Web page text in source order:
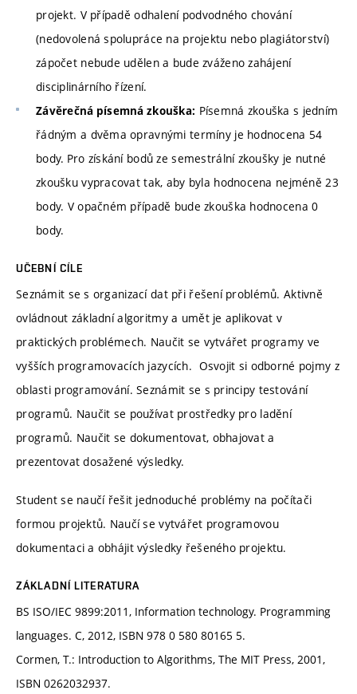
projekt. V případě odhalení podvodného chování
(nedovolená spolupráce na projektu nebo plagiátorství)
zápočet nebude udělen a bude zváženo zahájení
disciplinárního řízení.
Závěrečná písemná zkouška: Písemná zkouška s jedním
řádným a dvěma opravnými termíny je hodnocena 54
body. Pro získání bodů ze semestrální zkoušky je nutné
zkoušku vypracovat tak, aby byla hodnocena nejméně 23
body. V opačném případě bude zkouška hodnocena 0
body.
UČEBNÍ CÍLE
Seznámit se s organizací dat při řešení problémů. Aktivně
ovládnout základní algoritmy a umět je aplikovat v
praktických problémech. Naučit se vytvářet programy ve
vyšších programovacích jazycích. Osvojit si odborné pojmy z
oblasti programování. Seznámit se s principy testování
programů. Naučit se používat prostředky pro ladění
programů. Naučit se dokumentovat, obhajovat a
prezentovat dosažené výsledky.
Student se naučí řešit jednoduché problémy na počítači
formou projektů. Naučí se vytvářet programovou
dokumentaci a obhájit výsledky řešeného projektu.
ZÁKLADNÍ LITERATURA
BS ISO/IEC 9899:2011, Information technology. Programming
languages. C, 2012, ISBN 978 0 580 80165 5.
Cormen, T.: Introduction to Algorithms, The MIT Press, 2001,
ISBN 0262032937.